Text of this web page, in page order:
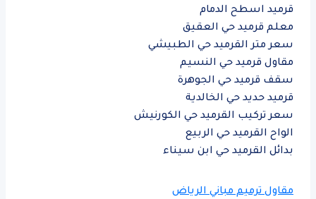
قرميد اسطح الدمام
معلم قرميد حي العقيق
سعر متر القرميد حي الطبيشي
مقاول قرميد حي النسيم
سقف قرميد حي الجوهرة
قرميد حديد حي الخالدية
سعر تركيب القرميد حي الكورنيش
الواح القرميد حي الربيع
بدائل القرميد حي ابن سيناء
مقاول ترميم مباني الرياض